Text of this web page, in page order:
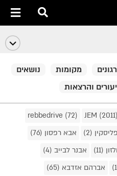
מקומות
נושאים
והרצאות
JEM (2011)
rebbedrive (72)
(2)
אבא רפסון (76)
(11)
אבנר לבייב (4)
אברהם אזדבא (65)